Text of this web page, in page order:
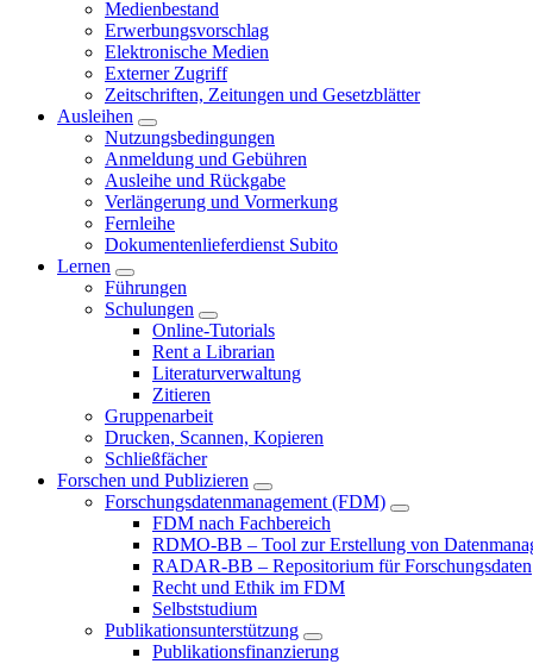
Medienbestand
Erwerbungsvorschlag
Elektronische Medien
Externer Zugriff
Zeitschriften, Zeitungen und Gesetzblätter
Ausleihen
Nutzungsbedingungen
Anmeldung und Gebühren
Ausleihe und Rückgabe
Verlängerung und Vormerkung
Fernleihe
Dokumentenlieferdienst Subito
Lernen
Führungen
Schulungen
Online-Tutorials
Rent a Librarian
Literaturverwaltung
Zitieren
Gruppenarbeit
Drucken, Scannen, Kopieren
Schließfächer
Forschen und Publizieren
Forschungsdatenmanagement (FDM)
FDM nach Fachbereich
RDMO-BB – Tool zur Erstellung von
RADAR-BB – Repositorium für Forschungsdaten
Recht und Ethik im FDM
Selbststudium
Publikationsunterstützung
Publikationsfinanzierung